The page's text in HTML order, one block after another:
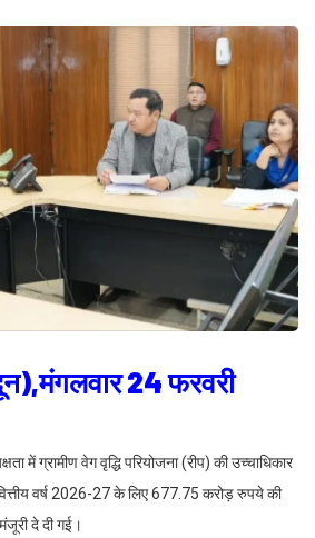
24 फरवरी
में ग्रामीण वेग वृद्धि परियोजना (रीप) की उच्चाधिकार
वर्ष 2026-27 के लिए 677.75 करोड़ रुपये की
दे दी गई।